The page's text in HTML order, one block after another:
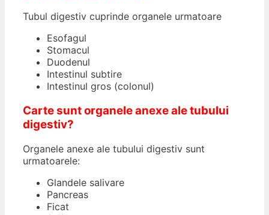
Tubul digestiv cuprinde organele urmatoare
Esofagul
Stomacul
Duodenul
Intestinul subtire
Intestinul gros (colonul)
Carte sunt organele anexe ale tubului
digestiv?
Organele anexe ale tubului digestiv sunt
urmatoarele:
Glandele salivare
Pancreas
Ficat